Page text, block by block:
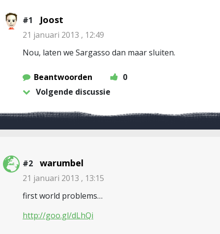
#1 Joost
21 januari 2013 , 12:49
Nou, laten we Sargasso dan maar sluiten.
Beantwoorden
0
Volgende discussie
#2 warumbel
21 januari 2013 , 13:15
first world problems…
http://goo.gl/dLhQi